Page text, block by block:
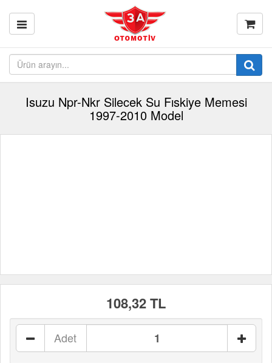
Isuzu Npr-Nkr Silecek Su Fıskiye Memesi
1997-2010 Model
108,32 TL
Adet